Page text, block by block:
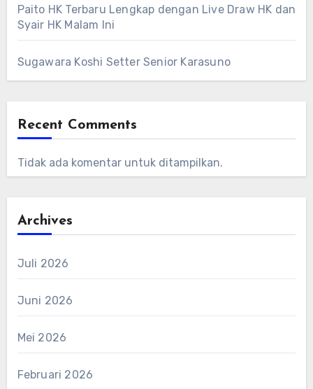
Paito HK Terbaru Lengkap dengan Live Draw HK dan
Syair HK Malam Ini
Sugawara Koshi Setter Senior Karasuno
Recent Comments
Tidak ada komentar untuk ditampilkan.
Archives
Juli 2026
Juni 2026
Mei 2026
Februari 2026